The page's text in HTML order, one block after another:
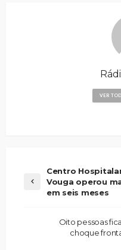
VER
Centro
Vouga operou
em seis meses
Oito pessoas
choque